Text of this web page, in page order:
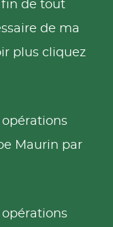
de tout
de ma
plus cliquez
opérations
Maurin par
opérations